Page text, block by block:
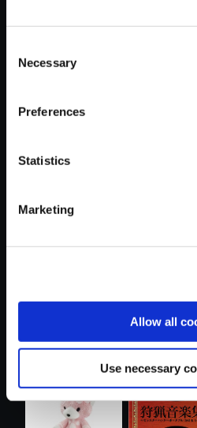
Selection
Necessary
Preferences
Statistics
Marketing
Allow all
Use necessary
150円
【単曲】モ